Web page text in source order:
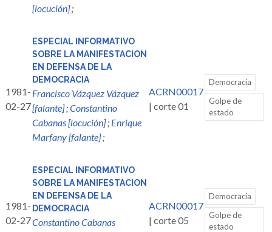
[locución];
1981-
02-27
ESPECIAL INFORMATIVO
SOBRE LA MANIFESTACION
EN DEFENSA DE LA
DEMOCRACIA
Francisco Vázquez Vázquez
[falante];Constantino
Cabanas [locución]; Enrique
Marfany [falante];
ACRN00017
| corte 01
Democracia
Golpe de
estado
1981-
02-27
ESPECIAL INFORMATIVO
SOBRE LA MANIFESTACION
EN DEFENSA DE LA
DEMOCRACIA
Constantino Cabanas
ACRN00017
| corte 05
Democracia
Golpe de
estado